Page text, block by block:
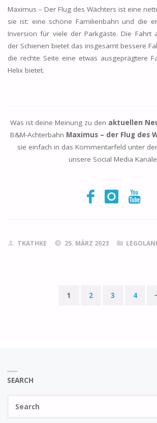
Maximus – Der Flug des Wächters ist eine
sie ist: eine schöne Familienbahn und die
Inversion für viele der Parkgäste. Die Fahrt
der Schienen bietet das insgesamt bessere
die rechte Seite eine etwas ausgeprägtere
Helix bietet.
Was ist deine Meinung zu den aktuellen
B&M-Achterbahn Maximus – der Flug des
sie einfach in das Kommentarfeld unter
unsere Social Media
TKATHKE 25. MÄRZ 2023
1 2 3 4
SEARCH